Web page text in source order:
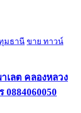
มธานี ขาย ทาวน์
เลต คลองหลวง